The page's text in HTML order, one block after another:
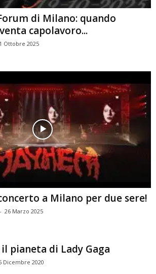
di Milano: quando
capolavoro...
Ottobre 2025
a Milano per due sere!
- 26 Marzo 2025
pianeta di Lady Gaga
Dicembre 2020